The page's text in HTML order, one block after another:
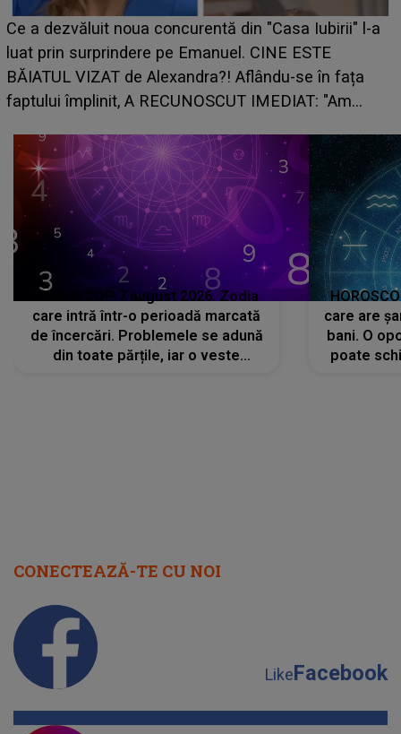
l-a
fața
HOROSCOP de weekend, 8-9 august 2026.
care riscă să rămână fără bani. O decizie
grabă îi aduce pierderi semnificative și îi dă
planurile peste cap
HOROSCOP 7 august 2026. Zodia
care intră într-o perioadă marcată
de încercări. Problemele se adună
din toate părțile, iar o veste
care are
bani. O
poate
CONECTEAZĂ-TE CU NOI
LikeFacebook